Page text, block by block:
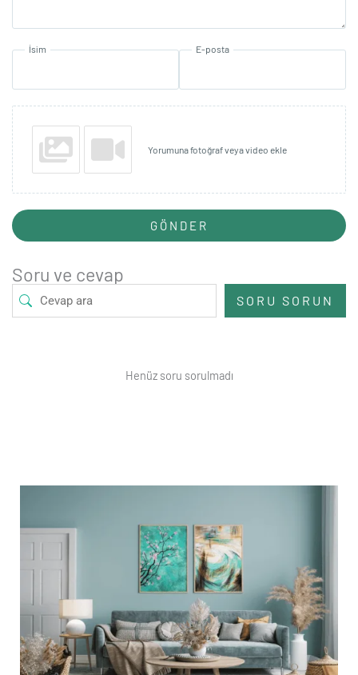
İsim E-posta
Yorumuna fotoğraf veya video ekle
GÖNDER
Soru ve cevap
SORU SORUN
Henüz soru sorulmadı